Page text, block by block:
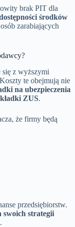
brak PIT dla
środków
zarabiających
z wyższymi
te obejmują nie
na ubezpieczenia
ZUS.
że firmy będą
przedsiębiorstw.
swoich strategii